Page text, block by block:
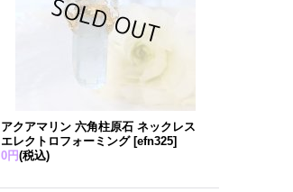
アクアマリン 六角柱原石 ネックレス
エレクトロフォーミング [efn325]
0円(税込)